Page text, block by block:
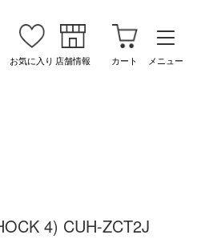
お気に入り 店舗情報 カート メニュー
4) CUH-ZCT2J